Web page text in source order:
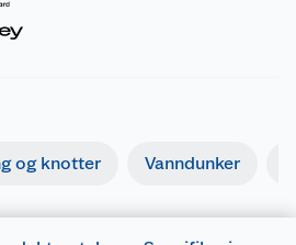
og knotter Vanndunker